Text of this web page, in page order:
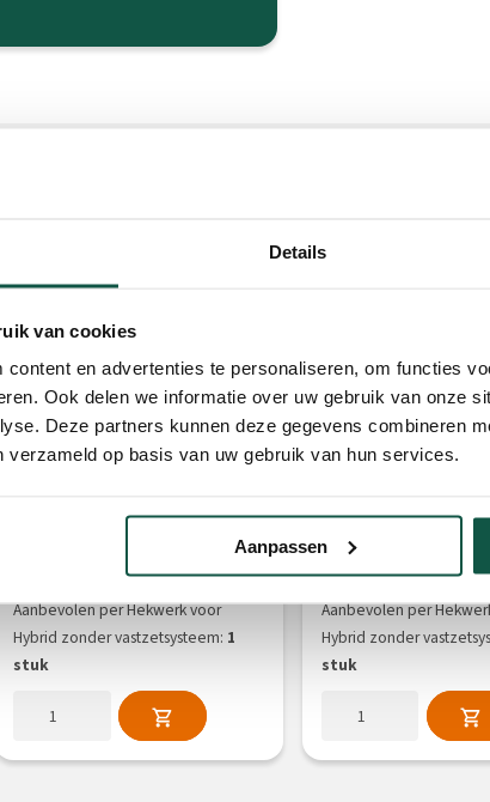
Details
van cookies
content en advertenties te personaliseren, om functies
Ook delen we informatie over uw gebruik van onze
Deze partners kunnen deze gegevens combineren
verzameld op basis van uw gebruik van hun services.
Aanpassen
AdLibFeeder
Aanbevolen per Hekwerk voor
Hybrid zonder vastzetsysteem: 1
stuk
CombiFeeder XL
Art.nr 250586
611,15
Aanbevolen per
Hybrid zonder
stuk